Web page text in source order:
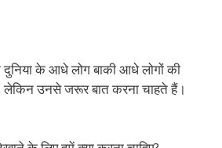
दुनिया के आधे लोग बाकी आधे लोगों की
उनसे जरूर बात करना चाहते हैं।